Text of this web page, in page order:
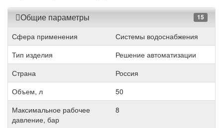
Общие параметры 15
Сфера применения
Системы водоснабжения
Тип изделия
Решение автоматизации
Страна
Россия
Объем, л
50
Максимальное рабочее
давление, бар
8